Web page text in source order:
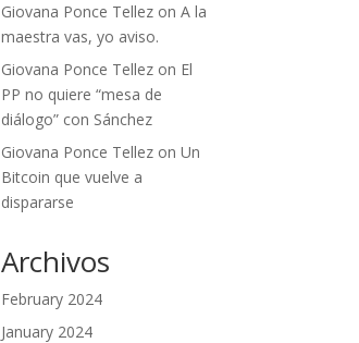
Giovana Ponce Tellez onA la
maestra vas, yo aviso.
Giovana Ponce Tellez on El
PP no quiere “mesa de
diálogo” con Sánchez
Giovana Ponce Tellez onUn
Bitcoin que vuelve a
dispararse
Archivos
February 2024
January 2024